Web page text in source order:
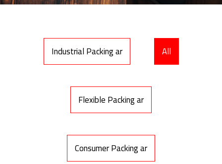
All
Industrial Packing ar
Flexible Packing ar
Consumer Packing ar